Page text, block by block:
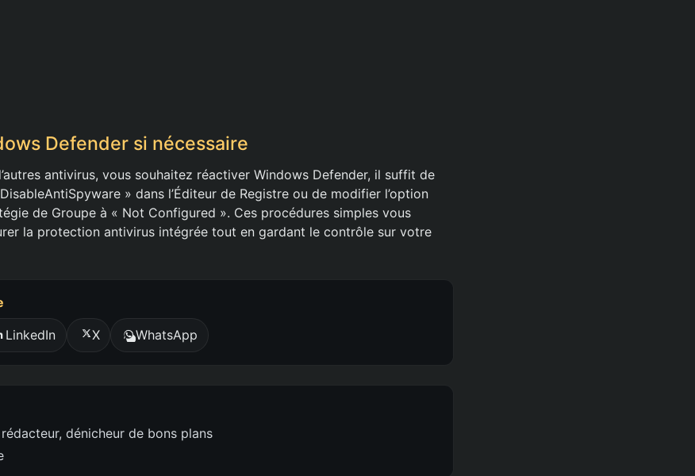
Defender si nécessaire
antivirus, vous souhaitez réactiver Windows Defender, il suffit de
» dans l’Éditeur de Registre ou de modifier l’option
de Groupe à « Not Configured ». Ces procédures simples vous
la protection antivirus intégrée tout en gardant le contrôle sur votre
LinkedIn X WhatsApp
dénicheur de bons plans